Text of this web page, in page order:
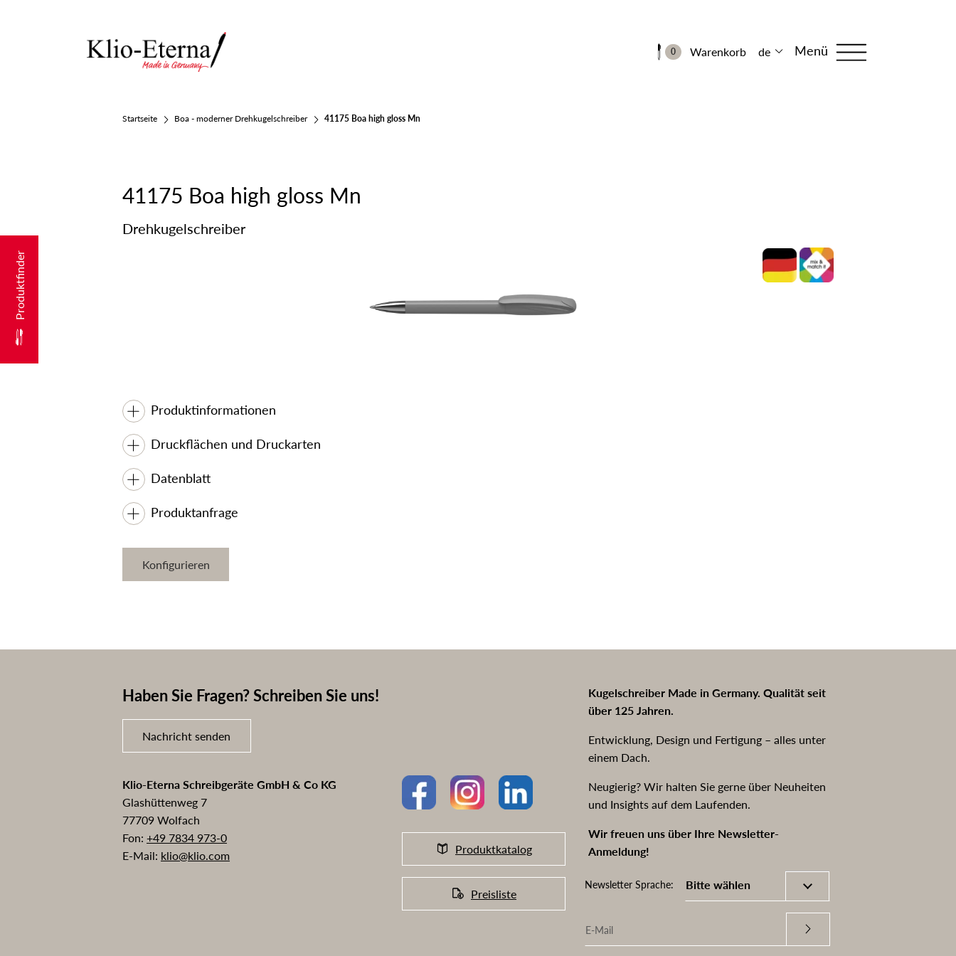
0 Warenkorb de Menü
Startseite Boa - moderner Drehkugelschreiber 41175 Boa high gloss Mn
41175 Boa high gloss Mn
Drehkugelschreiber
Produktinformationen
Druckflächen und Druckarten
Datenblatt
Produktanfrage
Konfigurieren
Produktfinder
Haben Sie Fragen? Schreiben Sie uns!
Nachricht senden
Kugelschreiber Made in Germany. Qualität seit
über 125 Jahren.
Entwicklung, Design und Fertigung – alles unter
einem Dach.
Neugierig? Wir halten Sie gerne über Neuheiten
und Insights auf dem Laufenden.
Wir freuen uns über Ihre Newsletter-
Anmeldung!
Newsletter Sprache:
Klio-Eterna Schreibgeräte GmbH & Co KG
Glashüttenweg 7
77709 Wolfach
Fon: +49 7834 973-0
E-Mail: klio@klio.com Produktkatalog
Preisliste